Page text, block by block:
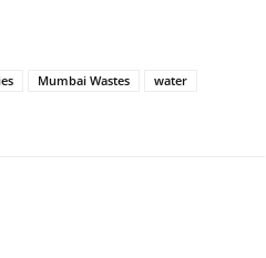
Mumbai Wastes
water